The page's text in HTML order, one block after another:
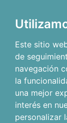
Este sitio
de
navegación
la
una mejor
interés en
personalizar